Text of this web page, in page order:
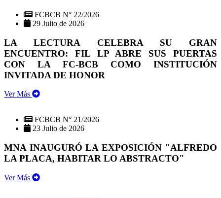
FCBCB N° 22/2026
29 Julio de 2026
LA LECTURA CELEBRA SU GRAN
ENCUENTRO: FIL LP ABRE SUS PUERTAS
CON LA FC-BCB COMO INSTITUCIÓN
INVITADA DE HONOR
Ver Más
FCBCB N° 21/2026
23 Julio de 2026
MNA INAUGURÓ LA EXPOSICIÓN "ALFREDO
LA PLACA, HABITAR LO ABSTRACTO"
Ver Más